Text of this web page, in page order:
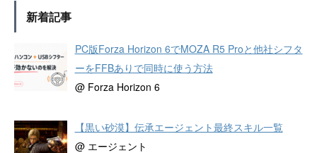
新着記事
PC版Forza Horizon 6でMOZA R5 Proと他社シフタ
ーをFFBありで同時に使う方法
@ Forza Horizon 6
【黒い砂漠】伝承エージェント最終スキル一覧
@ エージェント